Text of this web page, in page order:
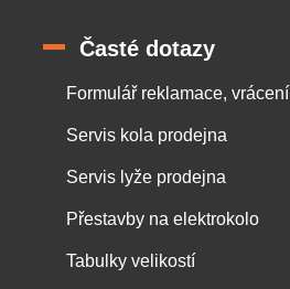
Časté dotazy
Formulář reklamace, vrácení
Servis kola prodejna
Servis lyže prodejna
Přestavby na elektrokolo
Tabulky velikostí